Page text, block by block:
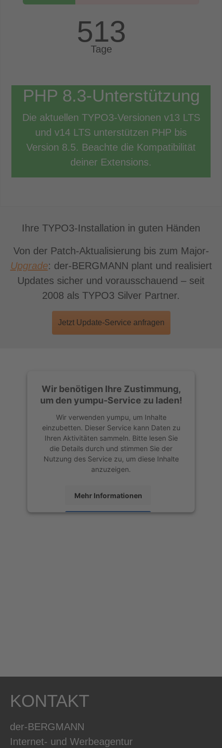
513
Tage
PHP 8.3-Unterstützung
Die aktuellen TYPO3-Versionen v13 LTS
und v14 LTS unterstützen PHP bis
Version 8.5. Beachte die Kompatibilität
deiner Extensions.
Ihre TYPO3-Installation in guten Händen
Von der Patch-Aktualisierung bis zum Major-
Upgrade: der-BERGMANN plant und realisiert
Updates sicher und vorausschauend – seit
2008 als TYPO3 Silver Partner.
Jetzt Update-Service anfragen
Wir benötigen Ihre Zustimmung,
um den yumpu-Service zu laden!
Wir verwenden yumpu, um Inhalte
einzubetten. Dieser Service kann Daten zu
Ihren Aktivitäten sammeln. Bitte lesen Sie
die Details durch und stimmen Sie der
Nutzung des Service zu, um diese Inhalte
anzuzeigen.
Mehr Informationen
KONTAKT
der-BERGMANN
Internet- und Werbeagentur